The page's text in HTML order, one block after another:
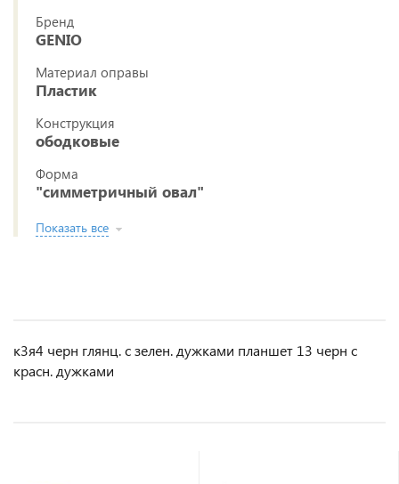
Бренд
GENIO
Материал оправы
Пластик
Конструкция
ободковые
Форма
"симметричный овал"
Показать все
к3я4 черн глянц. с зелен. дужками планшет 13 черн с
красн. дужками